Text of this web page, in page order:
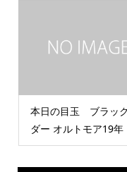
本日の目玉 ブラッ
ダー オルトモア19年